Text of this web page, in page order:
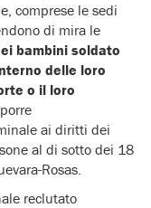
comprese le sedi
di mira le
bambini soldato
delle loro
o il loro
ai diritti dei
al di sotto dei 18
Rosas.
reclutato